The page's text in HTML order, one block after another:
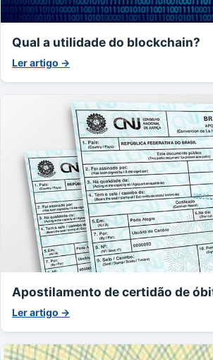
Qual a utilidade do blockchain?
Ler artigo →
Apostilamento de certidão de
Ler artigo →